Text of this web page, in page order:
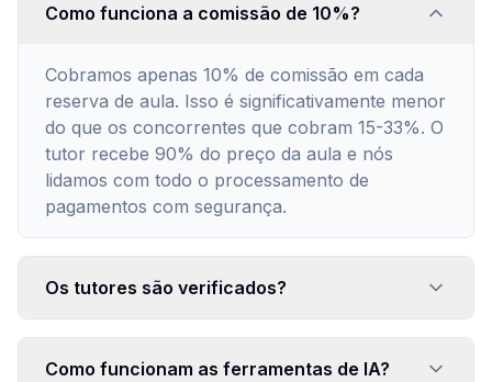
Como funciona a comissão de 10%?
Cobramos apenas 10% de comissão em cada
reserva de aula. Isso é significativamente menor
do que os concorrentes que cobram 15-33%. O
tutor recebe 90% do preço da aula e nós
lidamos com todo o processamento de
pagamentos com segurança.
Os tutores são verificados?
Como funcionam as ferramentas de IA?